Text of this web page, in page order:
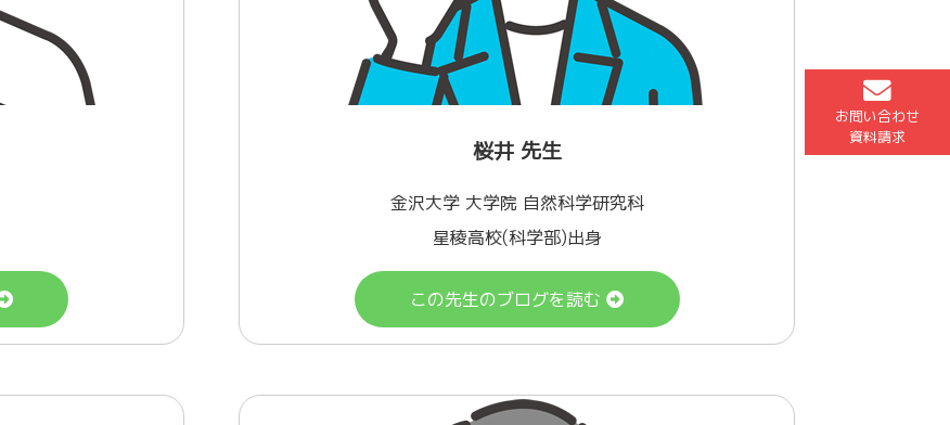
お問い合わせ
資料請求
桜井 先生
金沢大学 大学院 自然科学研究科
星稜高校(科学部)出身
この先生のブログを読む